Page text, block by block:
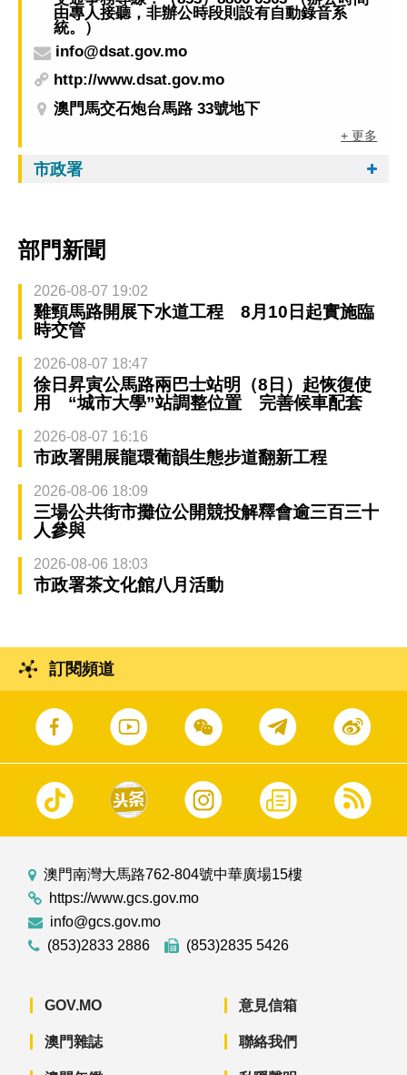
由專人接聽，非辦公時段則設有自動錄音系
統。）
info@dsat.gov.mo
http://www.dsat.gov.mo
澳門馬交石炮台馬路 33號地下
+ 更多
市政署
部門新聞
2026-08-07 19:02
雞頸馬路開展下水道工程 8月10日起實施臨
時交管
2026-08-07 18:47
徐日昇寅公馬路兩巴士站明（8日）起恢復使
用 “城市大學”站調整位置 完善候車配套
2026-08-07 16:16
市政署開展龍環葡韻生態步道翻新工程
2026-08-06 18:09
三場公共街市攤位公開競投解釋會逾三百三十
人參與
2026-08-06 18:03
市政署茶文化館八月活動
訂閱頻道
澳門南灣大馬路762-804號中華廣場15樓
https://www.gcs.gov.mo
info@gcs.gov.mo
(853)2833 2886
(853)2835 5426
GOV.MO
澳門雜誌
意見信箱
聯絡我們